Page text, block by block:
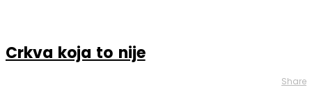
Crkva koja to nije
Share